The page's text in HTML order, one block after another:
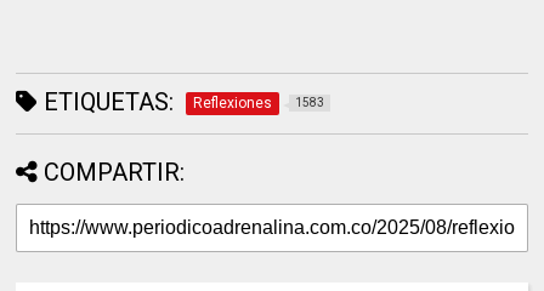
ETIQUETAS: Reflexiones 1583
COMPARTIR: